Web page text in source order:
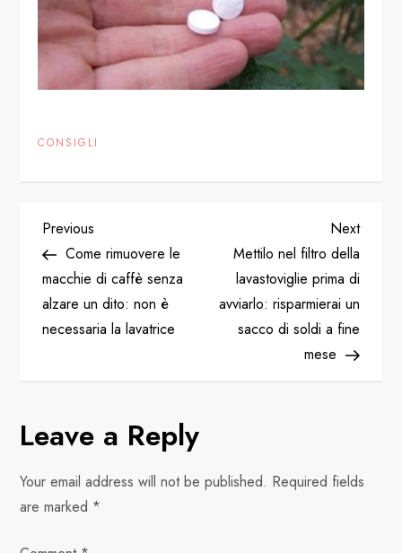
CONSIGLI
P
o
s
a
v
Previous
Post
Previous
Come rimuovere le
macchie di caffè senza
alzare un dito: non è
necessaria la lavatrice
Next
Post
Next
Mettilo nel filtro della
lavastoviglie prima di
avviarlo: risparmierai un
sacco di soldi a fine
mese
Leave a Reply
Your email address will not be published. Required fields
are marked *